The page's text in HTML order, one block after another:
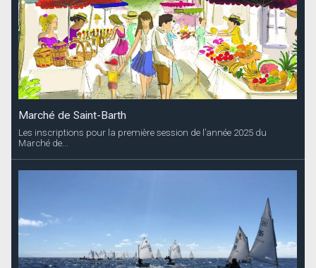
Marché de Saint-Barth
Les inscriptions pour la première session de l’année 2025 du
Marché de...